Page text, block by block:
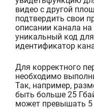
видео с другой
подтвердить свои
описании канала на
уникальный код
идентификатор
Для корректного
необходимо
Так, например,
быть больше25 Г
может превышать